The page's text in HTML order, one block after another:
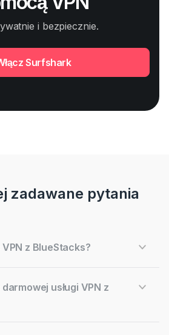
i bezpiecznie.
Surfshark
zadawane pytania
z BlueStacks?
usługi VPN z